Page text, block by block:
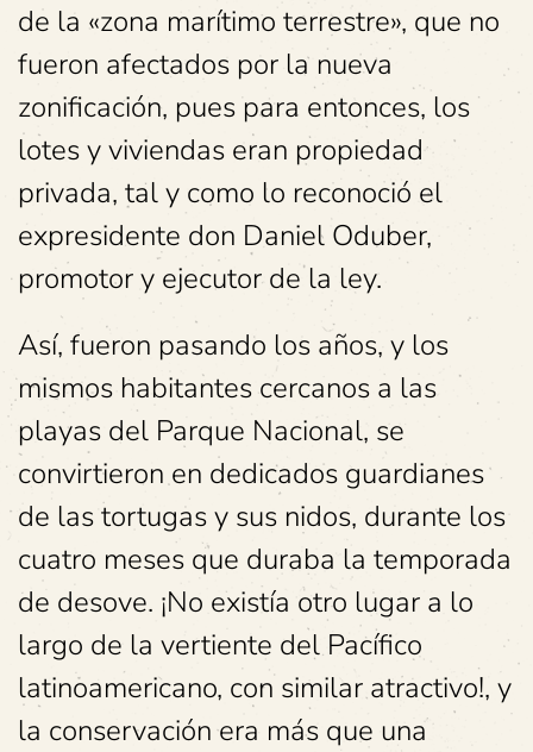
de la «zona marítimo terrestre», que no
fueron afectados por la nueva
zonificación, pues para entonces, los
lotes y viviendas eran propiedad
privada, tal y como lo reconoció el
expresidente don Daniel Oduber,
promotor y ejecutor de la ley.
Así, fueron pasando los años, y los
mismos habitantes cercanos a las
playas del Parque Nacional, se
convirtieron en dedicados guardianes
de las tortugas y sus nidos, durante los
cuatro meses que duraba la temporada
de desove. ¡No existía otro lugar a lo
largo de la vertiente del Pacífico
latinoamericano, con similar atractivo!, y
la conservación era más que una